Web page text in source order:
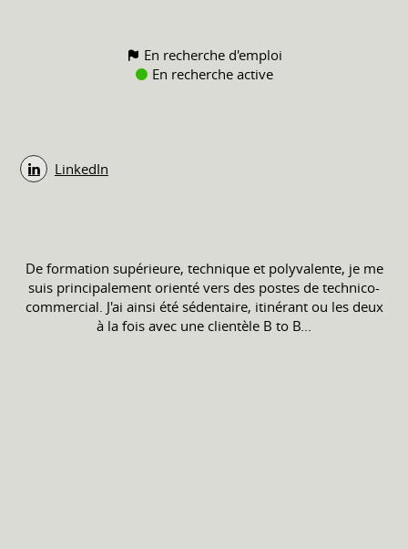
En recherche d'emploi
En recherche active
LinkedIn
De formation supérieure, technique et polyvalente, je me
suis principalement orienté vers des postes de technico-
commercial. J'ai ainsi été sédentaire, itinérant ou les deux
à la fois avec une clientèle B to B...